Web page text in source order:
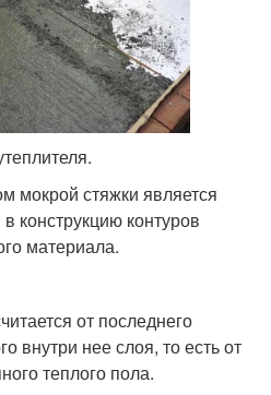
мокрой стяжки является
конструкцию контуров
материала.
от последнего
внутри нее слоя, то есть от
теплого пола.